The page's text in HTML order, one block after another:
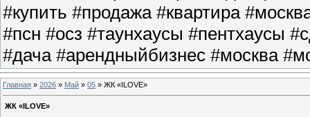
#купить #продажа #квартира
#псн #осз #таунхаусы #пентхаусы
#дача #арендныйбизнес #москва
Главная » 2026 » Май » 05 » ЖК «ILOVE»
ЖК «ILOVE»